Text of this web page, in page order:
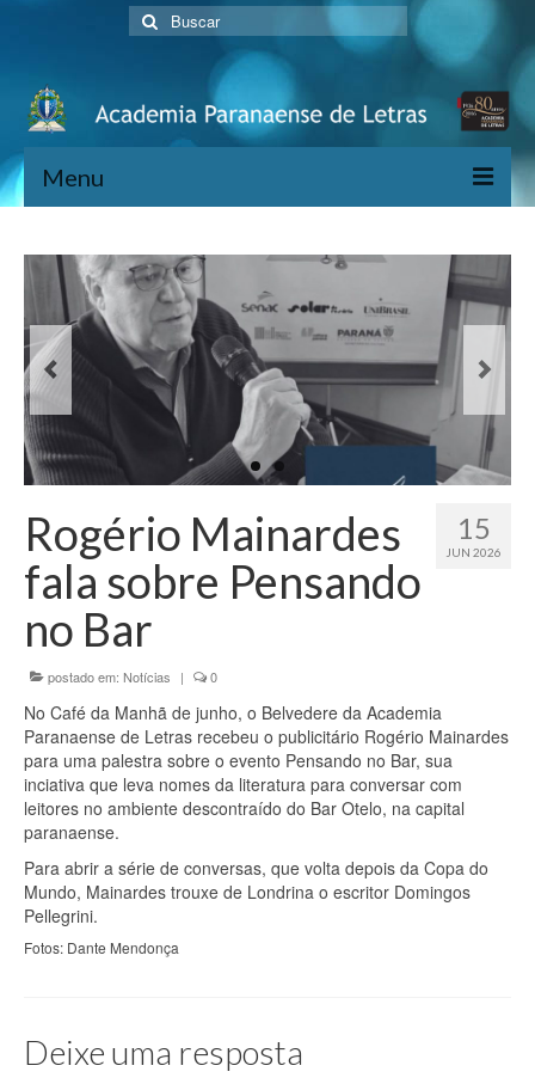
Buscar
por:
Menu
História
Diretoria
Acadêmicos
Estatuto
Publicações
Editais
Artigos
Notícias
Curiosidades
Contato
15
JUN 2026
Rogério Mainardes
fala sobre Pensando
no Bar
postado em: Notícias | 0
No Café da Manhã de junho, o Belvedere da Academia
Paranaense de Letras recebeu o publicitário Rogério Mainardes
para uma palestra sobre o evento Pensando no Bar, sua
inciativa que leva nomes da literatura para conversar com
leitores no ambiente descontraído do Bar Otelo, na capital
paranaense.
Para abrir a série de conversas, que volta depois da Copa do
Mundo, Mainardes trouxe de Londrina o escritor Domingos
Pellegrini.
Fotos: Dante Mendonça
Deixe uma resposta